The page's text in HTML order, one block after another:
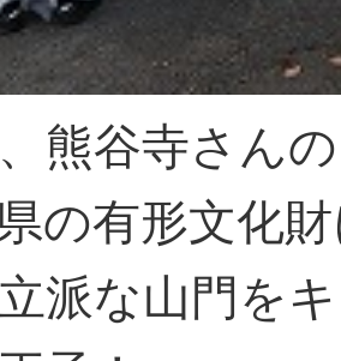
熊谷寺さん
の有形文化
派な山門を